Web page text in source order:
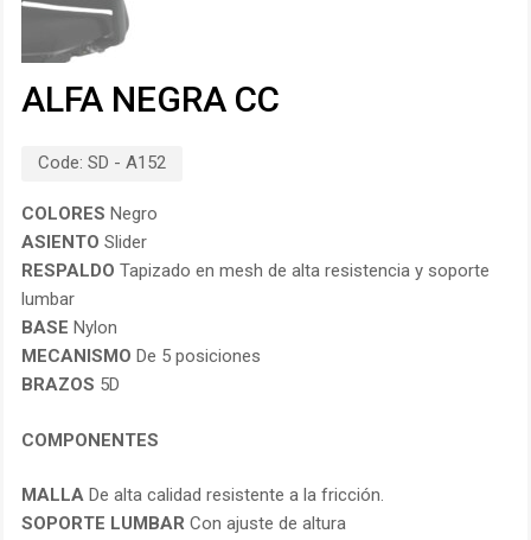
ALFA NEGRA CC
Code: SD - A152
COLORES Negro
ASIENTO Slider
RESPALDO Tapizado en mesh de alta resistencia y soporte
lumbar
BASE Nylon
MECANISMO De 5 posiciones
BRAZOS 5D
COMPONENTES
MALLA De alta calidad resistente a la fricción.
SOPORTE LUMBAR Con ajuste de altura